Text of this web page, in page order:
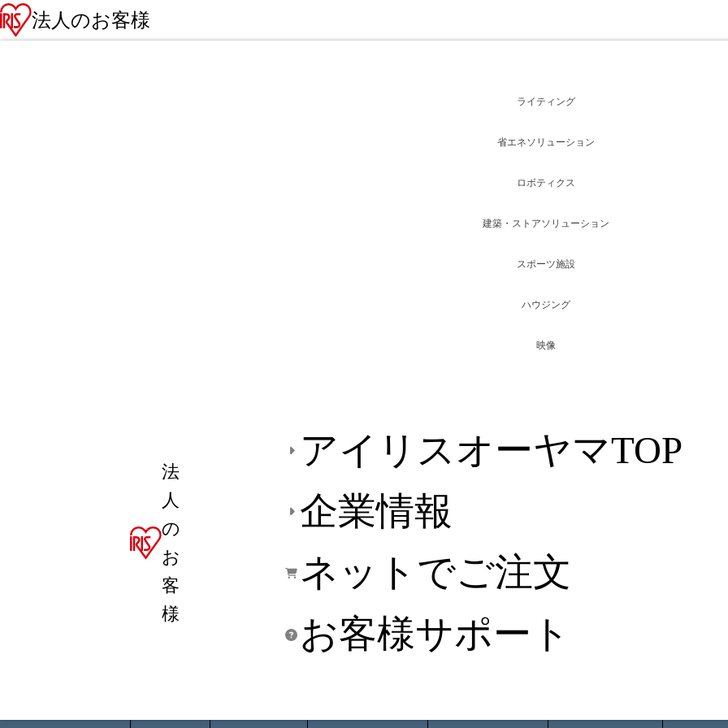
法人のお客様
法
人
の
お
客
様
アイリスオーヤマTOP
企業情報
ネットでご注文
お客様サポート
ライティング
省エネソリューション
ロボティクス
建築・ストアソリューション
スポーツ施設
ハウジング
映像